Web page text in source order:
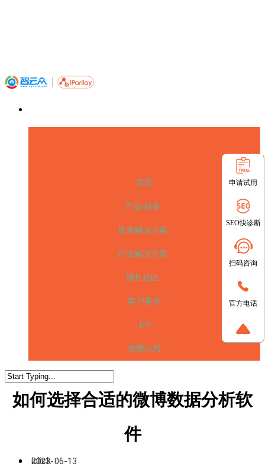
首页
产品/服务
场景解决方案
行业解决方案
增长社区
客户案例
EN
免费试用
如何选择合适的微博数据分析软
件
iclick
2023-06-13
申请试用
SEO快诊断
扫码咨询
官方电话